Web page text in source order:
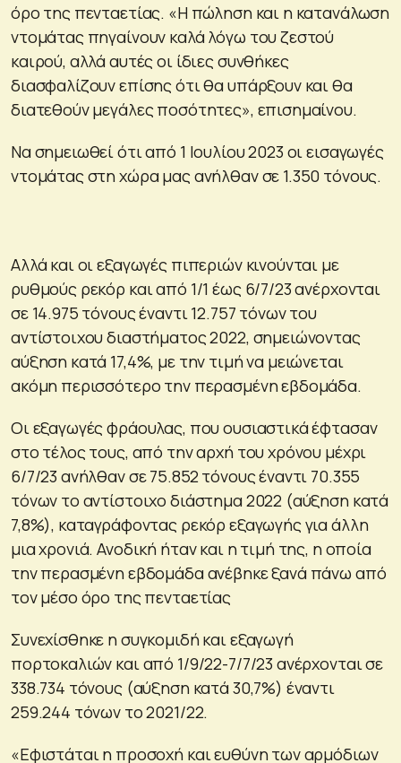
όρο της πενταετίας. «Η πώληση και η κατανάλωση
ντομάτας πηγαίνουν καλά λόγω του ζεστού
καιρού, αλλά αυτές οι ίδιες συνθήκες
διασφαλίζουν επίσης ότι θα υπάρξουν και θα
διατεθούν μεγάλες ποσότητες», επισημαίνου.
Να σημειωθεί ότι από 1 Ιουλίου 2023 οι εισαγωγές
ντομάτας στη χώρα μας ανήλθαν σε 1.350 τόνους.
Αλλά και οι εξαγωγές πιπεριών κινούνται με
ρυθμούς ρεκόρ και από 1/1 έως 6/7/23 ανέρχονται
σε 14.975 τόνους έναντι 12.757 τόνων του
αντίστοιχου διαστήματος 2022, σημειώνοντας
αύξηση κατά 17,4%, με την τιμή να μειώνεται
ακόμη περισσότερο την περασμένη εβδομάδα.
Oι εξαγωγές φράουλας, που ουσιαστικά έφτασαν
στο τέλος τους, από την αρχή του χρόνου μέχρι
6/7/23 ανήλθαν σε 75.852 τόνους έναντι 70.355
τόνων το αντίστοιχο διάστημα 2022 (αύξηση κατά
7,8%), καταγράφοντας ρεκόρ εξαγωγής για άλλη
μια χρονιά. Ανοδική ήταν και η τιμή της, η οποία
την περασμένη εβδομάδα ανέβηκε ξανά πάνω από
τον μέσο όρο της πενταετίας
Συνεχίσθηκε η συγκομιδή και εξαγωγή
πορτοκαλιών και από 1/9/22-7/7/23 ανέρχονται σε
338.734 τόνους (αύξηση κατά 30,7%) έναντι
259.244 τόνων το 2021/22.
«Εφιστάται η προσοχή και ευθύνη των αρμόδιων